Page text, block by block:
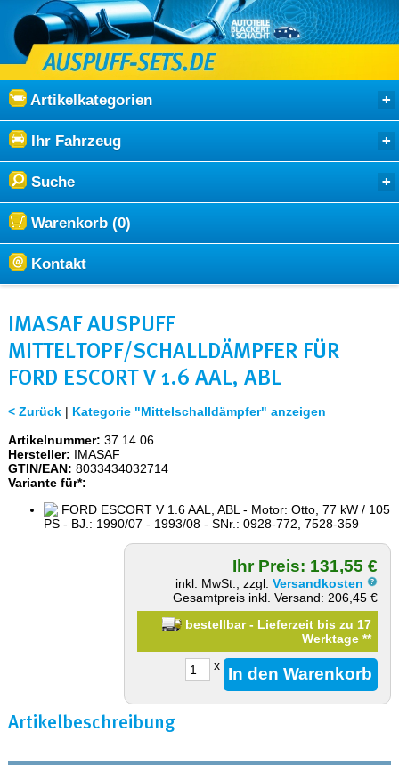
Artikelkategorien
Ihr Fahrzeug
Suche
Warenkorb (0)
Kontakt
IMASAF AUSPUFF
MITTELTOPF/SCHALLDÄMPFER FÜR
FORD ESCORT V 1.6 AAL, ABL
< Zurück| Kategorie "Mittelschalldämpfer" anzeigen
Artikelnummer: 37.14.06
Hersteller: IMASAF
GTIN/EAN: 8033434032714
Variante für*:
FORD ESCORT V 1.6 AAL, ABL - Motor: Otto, 77 kW / 105
PS - BJ.: 1990/07 - 1993/08 - SNr.: 0928-772, 7528-359
Ihr Preis: 131,55 €
inkl. MwSt., zzgl.Versandkosten
Gesamtpreis inkl. Versand: 206,45 €
bestellbar - Lieferzeit bis zu 17
Werktage**
x
Artikelbeschreibung